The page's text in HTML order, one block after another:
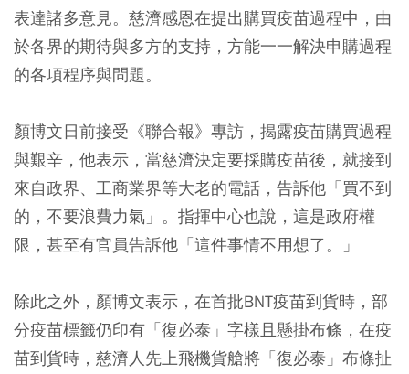
表達諸多意見。慈濟感恩在提出購買疫苗過程中，由
於各界的期待與多方的支持，方能一一解決申購過程
的各項程序與問題。
顏博文日前接受《聯合報》專訪，揭露疫苗購買過程
與艱辛，他表示，當慈濟決定要採購疫苗後，就接到
來自政界、工商業界等大老的電話，告訴他「買不到
的，不要浪費力氣」。指揮中心也說，這是政府權
限，甚至有官員告訴他「這件事情不用想了。」
除此之外，顏博文表示，在首批BNT疫苗到貨時，部
分疫苗標籤仍印有「復必泰」字樣且懸掛布條，在疫
苗到貨時，慈濟人先上飛機貨艙將「復必泰」布條扯